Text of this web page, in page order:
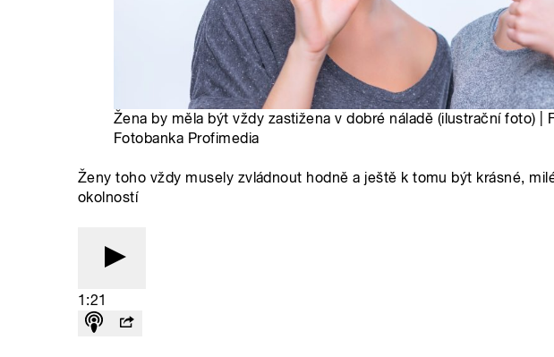
Žena by měla být vždy zastižena v dobré náladě (ilustrační foto) |
Fotobanka Profimedia
Ženy toho vždy musely zvládnout hodně a ještě k tomu být krásné,
okolností
1:21